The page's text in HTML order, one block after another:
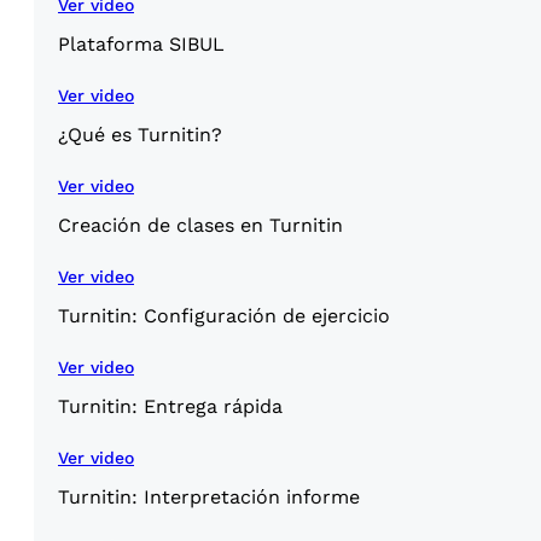
Ver video
Plataforma SIBUL
Ver video
¿Qué es Turnitin?
Ver video
Creación de clases en Turnitin
Ver video
Turnitin: Configuración de ejercicio
Ver video
Turnitin: Entrega rápida
Ver video
Turnitin: Interpretación informe